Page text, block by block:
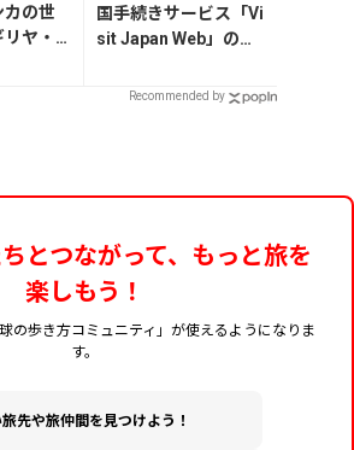
カの世
ヤ・
戦！
国手続きサービス「Vi
sit Japan Web」の登
Recommended by
とつながって、もっと旅を
楽しもう！
の歩き方コミュニティ」が使えるようになりま
す。
先や旅仲間を見つけよう！